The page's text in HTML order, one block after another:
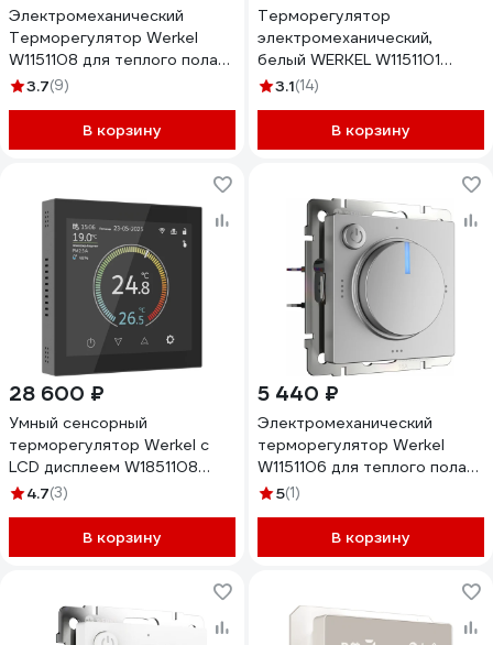
Электромеханический
Терморегулятор Werkel
W1151108 для теплого пола
a051624
3.7(9)
В корзину
Терморегулятор
электромеханический,
белый WERKEL W1151101
a051133
3.1(14)
В корзину
28 600 ₽
Умный сенсорный
терморегулятор Werkel с
LCD дисплеем W1851108
черный a071214
4.7(3)
В корзину
5 440 ₽
Электромеханический
терморегулятор Werkel
W1151106 для теплого пола
серебряный a051521
5(1)
В корзину